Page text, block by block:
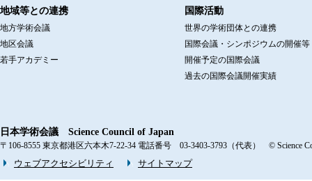
地域等との連携
地方学術会議
地区会議
若手アカデミー
国際活動
世界の学術団体との連携
国際会議・シンポジウムの開催等
開催予定の国際会議
過去の国際会議開催実績
日本学術会議 Science Council of Japan
〒106-8555 東京都港区六本木7-22-34 電話番号 03-3403-3793（代表） © Science
ウェブアクセシビリティ サイトマップ